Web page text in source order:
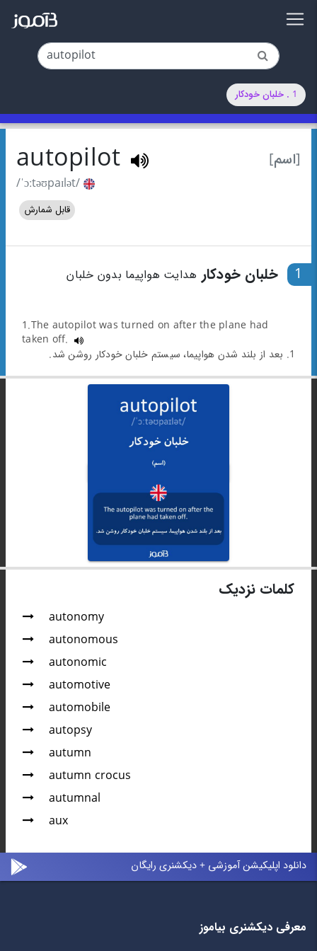
1 . خلبان خودکار
[اسم] autopilot
/ˈɔːtəʊpaɪlət/
قابل شمارش
1 خلبان خودکار هدایت هواپیما بدون خلبان
1.The autopilot was turned on after the plane had
taken off.
1. بعد از بلند شدن هواپیما، سیستم خلبان خودکار روشن شد.
کلمات نزدیک
autonomy
autonomous
autonomic
automotive
automobile
autopsy
autumn
autumn crocus
autumnal
aux
دانلود اپلیکیشن آموزشی + دیکشنری رایگان
معرفی دیکشنری بیاموز